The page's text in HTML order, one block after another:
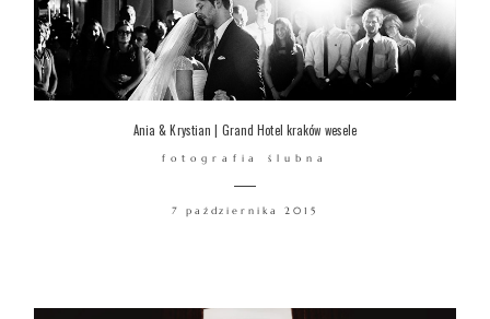
Ania & Krystian | Grand Hotel kraków wesele
fotografia ślubna
7 października 2015